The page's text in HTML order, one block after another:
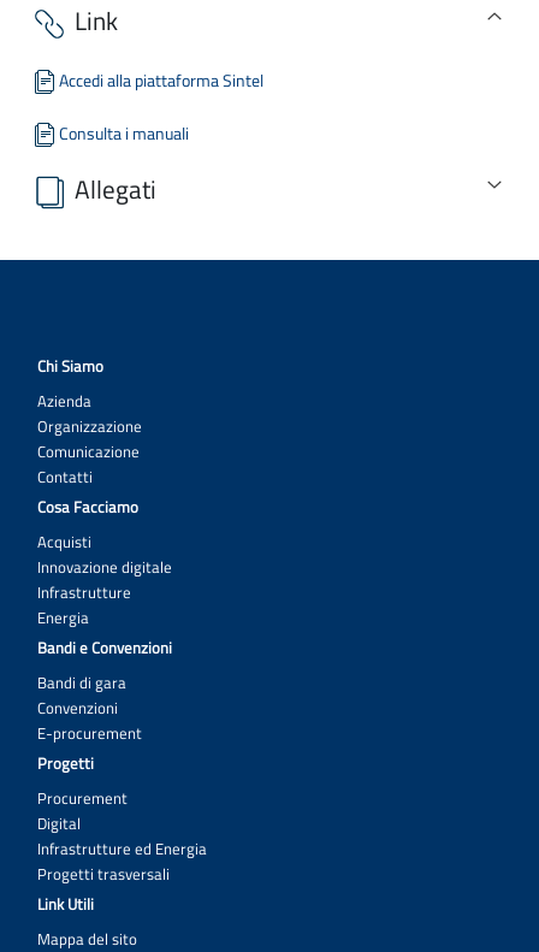
Link
Accedi alla piattaforma Sintel
Consulta i manuali
Allegati
Chi Siamo
Azienda
Organizzazione
Comunicazione
Contatti
Cosa Facciamo
Acquisti
Innovazione digitale
Infrastrutture
Energia
Bandi e Convenzioni
Bandi di gara
Convenzioni
E-procurement
Progetti
Procurement
Digital
Infrastrutture ed Energia
Progetti trasversali
Link Utili
Mappa del sito